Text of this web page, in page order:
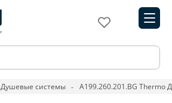
Душевые системы A199.260.201.BG Thermo